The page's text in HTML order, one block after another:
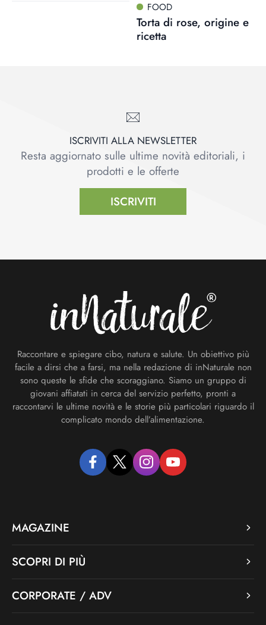
FOOD
Torta di rose, origine e
ricetta
ISCRIVITI ALLA NEWSLETTER
Resta aggiornato sulle ultime novità editoriali, i
prodotti e le offerte
ISCRIVITI
Raccontare e spiegare cibo, natura e salute. Un obiettivo più
facile a dirsi che a farsi, ma nella redazione di inNaturale non
sono queste le sfide che scoraggiano. Siamo un gruppo di
giovani affiatati in cerca del servizio perfetto, pronti a
raccontarvi le ultime novità e le storie più particolari riguardo il
complicato mondo dell’alimentazione.
facebooktwitter instagramyoutube
MAGAZINE
SCOPRI DI PIÙ
CORPORATE / ADV